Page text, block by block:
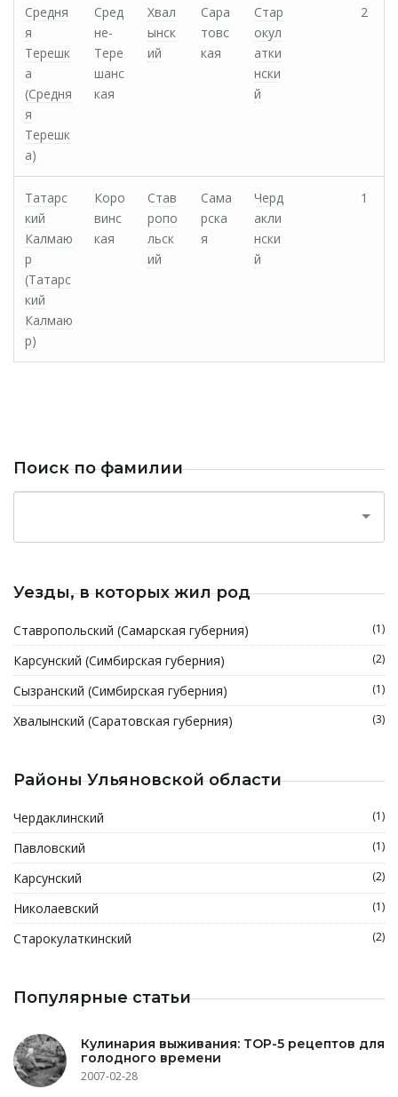
Средня
я
Терешк
а
(Средня
я
Терешк
а)
Сред
не-
Тере
шанс
кая
Хвал
ынск
ий
Сара
товс
кая
Стар
окул
атки
нски
й
2
Татарс
кий
Калмаю
р
(Татарс
кий
Калмаю
р)
Коро
винс
кая
Став
ропо
льск
ий
Сама
рска
я
Черд
акли
нски
й
1
Поиск по фамилии
Уезды, в которых жил род
Ставропольский (Самарская губерния) (1)
Карсунский (Симбирская губерния) (2)
Сызранский (Симбирская губерния) (1)
Хвалынский (Саратовская губерния) (3)
Районы Ульяновской области
Чердаклинский (1)
Павловский (1)
Карсунский (2)
Николаевский (1)
Старокулаткинский (2)
Популярные статьи
Кулинария выживания: TOP-5 рецептов для
голодного времени
2007-02-28